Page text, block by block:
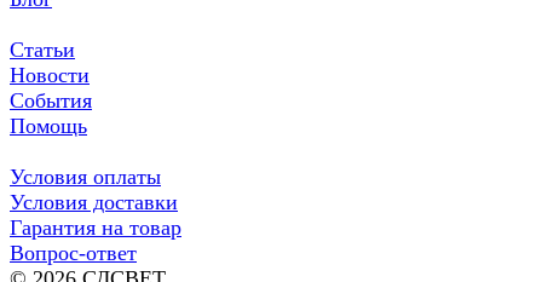
Статьи
Новости
События
Помощь
Условия оплаты
Условия доставки
Гарантия на товар
Вопрос-ответ